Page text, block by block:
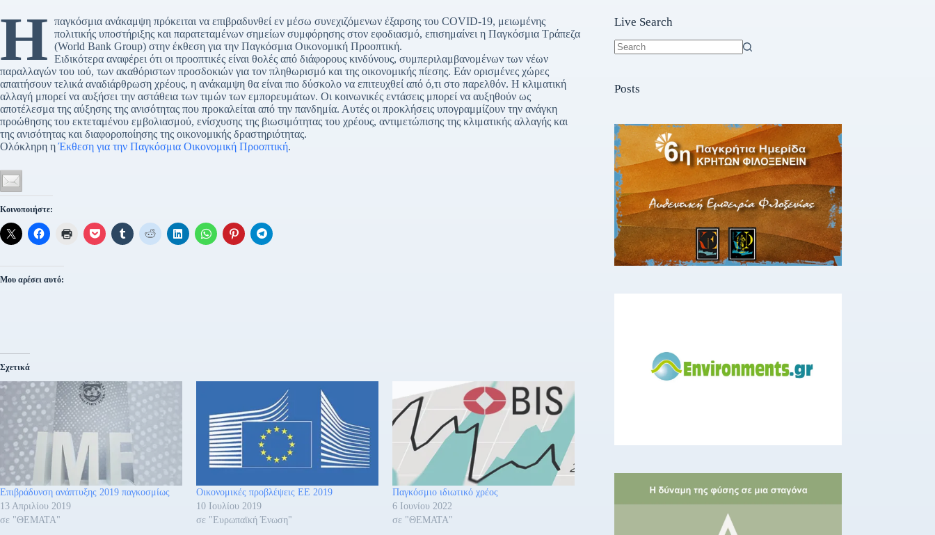
Η παγκόσμια ανάκαμψη πρόκειται να επιβραδυνθεί εν μέσω συνεχιζόμενων έξαρσης του COVID-19, μειωμένης
πολιτικής υποστήριξης και παρατεταμένων σημείων συμφόρησης στον εφοδιασμό, επισημαίνει η Παγκόσμια Τράπεζα
(World Bank Group) στην έκθεση για την Παγκόσμια Οικονομική Προοπτική.
Ειδικότερα αναφέρει ότι οι προοπτικές είναι θολές από διάφορους κινδύνους, συμπεριλαμβανομένων των νέων
παραλλαγών του ιού, των ακαθόριστων προσδοκιών για τον πληθωρισμό και της οικονομικής πίεσης. Εάν ορισμένες χώρες
απαιτήσουν τελικά αναδιάρθρωση χρέους, η ανάκαμψη θα είναι πιο δύσκολο να επιτευχθεί από ό,τι στο παρελθόν. Η κλιματική
αλλαγή μπορεί να αυξήσει την αστάθεια των τιμών των εμπορευμάτων. Οι κοινωνικές εντάσεις μπορεί να αυξηθούν ως
αποτέλεσμα της αύξησης της ανισότητας που προκαλείται από την πανδημία. Αυτές οι προκλήσεις υπογραμμίζουν την ανάγκη
προώθησης του εκτεταμένου εμβολιασμού, ενίσχυσης της βιωσιμότητας του χρέους, αντιμετώπισης της κλιματικής αλλαγής και
της ανισότητας και διαφοροποίησης της οικονομικής δραστηριότητας.
Ολόκληρη ηΈκθεση για την Παγκόσμια Οικονομική Προοπτική.
Κοινοποιήστε:
Μου αρέσει αυτό:
Σχετικά
Επιβράδυνση ανάπτυξης 2019 παγκοσμίως
13 Απριλίου 2019
σε "ΘΕΜΑΤΑ"
Οικονομικές προβλέψεις ΕΕ 2019
10 Ιουλίου 2019
σε "Ευρωπαϊκή Ένωση"
Παγκόσμιο ιδιωτικό χρέος
6 Ιουνίου 2022
σε "ΘΕΜΑΤΑ"
Live Search
Posts